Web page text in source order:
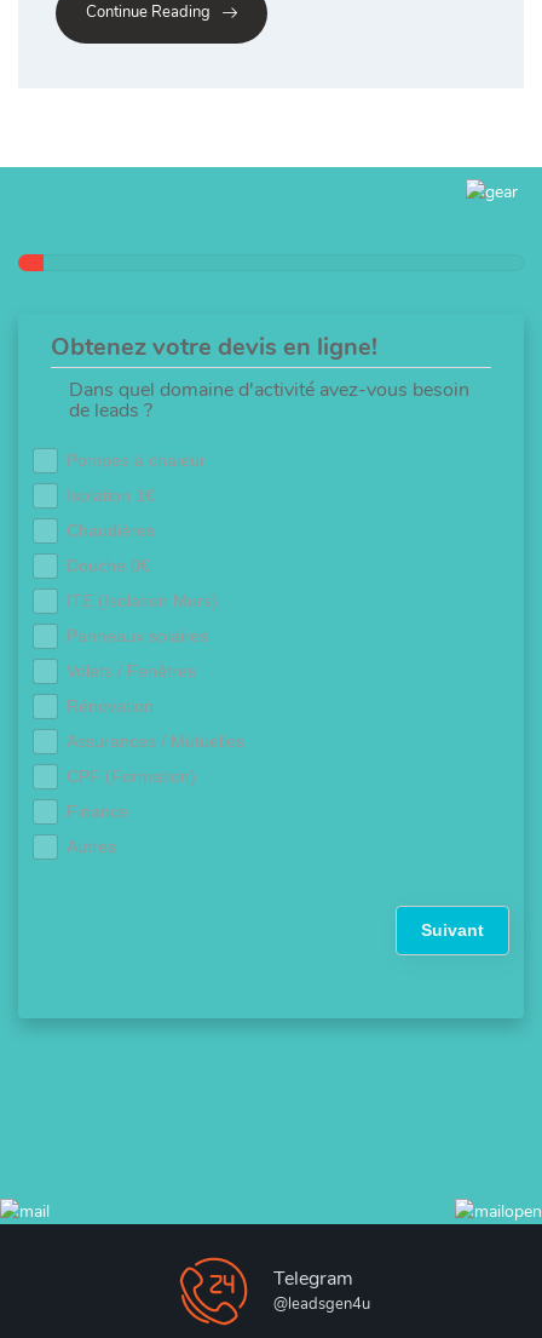
Continue Reading
Obtenez votre devis en ligne!
Dans quel domaine d'activité avez-vous besoin
de leads ?
Pompes à chaleur
Isolation 1€
Chaudières
Douche 0€
ITE (Isolation Murs)
Panneaux solaires
Volets / Fenêtres
Rénovation
Assurances / Mutuelles
CPF (Formation)
Finance
Autres
Suivant
Telegram
@leadsgen4u